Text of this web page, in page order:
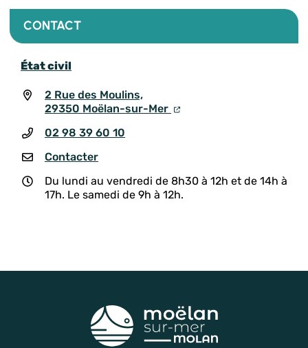
CONTACT
État civil
2 Rue des Moulins,
29350 Moëlan-sur-Mer
02 98 39 60 10
Contacter
Du lundi au vendredi de 8h30 à 12h et de 14h à
17h. Le samedi de 9h à 12h.